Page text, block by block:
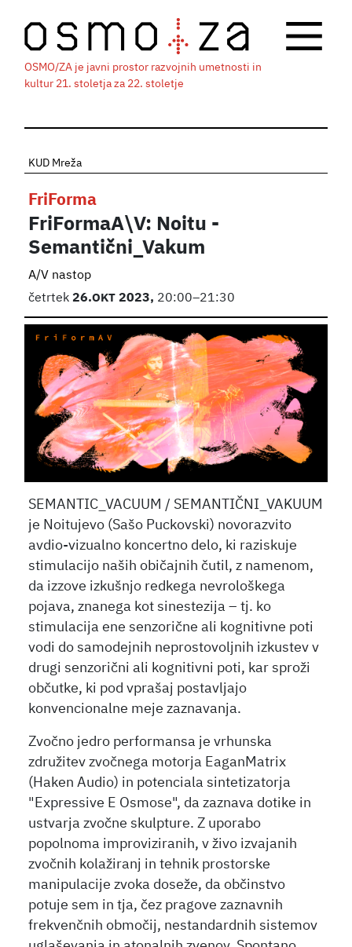
OSMO/ZA je javni prostor razvojnih umetnosti in
kultur 21. stoletja za 22. stoletje
KUD Mreža
FriForma
FriFormaA\V: Noitu -
Semantični_Vakum
A/V nastop
četrtek26.OKT2023, 20:00–21:30
SEMANTIC_VACUUM / SEMANTIČNI_VAKUUM
je Noitujevo (Sašo Puckovski) novorazvito
avdio-vizualno koncertno delo, ki raziskuje
stimulacijo naših običajnih čutil, z namenom,
da izzove izkušnjo redkega nevrološkega
pojava, znanega kot sinestezija – tj. ko
stimulacija ene senzorične ali kognitivne poti
vodi do samodejnih neprostovoljnih izkustev v
drugi senzorični ali kognitivni poti, kar sproži
občutke, ki pod vprašaj postavljajo
konvencionalne meje zaznavanja.
Zvočno jedro performansa je vrhunska
združitev zvočnega motorja EaganMatrix
(Haken Audio) in potenciala sintetizatorja
"Expressive E Osmose", da zaznava dotike in
ustvarja zvočne skulpture. Z uporabo
popolnoma improviziranih, v živo izvajanih
zvočnih kolažiranj in tehnik prostorske
manipulacije zvoka doseže, da občinstvo
potuje sem in tja, čez pragove zaznavnih
frekvenčnih območij, nestandardnih sistemov